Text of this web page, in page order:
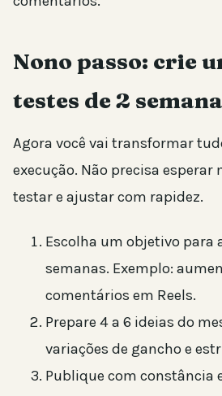
Nono passo: crie
testes de 2
Agora você vai transformar
execução. Não precisa esperar
testar e ajustar com rapidez.
Escolha um objetivo para
semanas. Exemplo:
comentários em Reels.
Prepare 4 a 6 ideias do
variações de gancho e
Publique com constância